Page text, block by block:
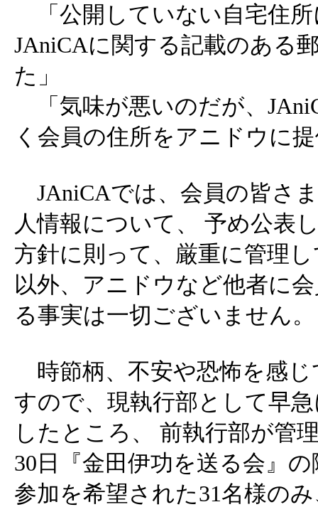
「公開していない自宅住
JAniCAに関する記載のある
た」
「気味が悪いのだが、
く会員の住所をアニドウに
JAniCAでは、会員の皆さ
人情報について、 予め公表
方針に則って、厳重に管理
以外、アニドウなど他者に
る事実は一切ございません。
時節柄、不安や恐怖を感
すので、現執行部として早
したところ、 前執行部が管
30日『金田伊功を送る会』
参加を希望された31名様の